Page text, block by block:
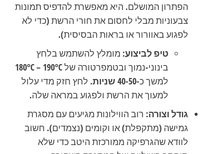
הפתרון המושלם. היא מאפשרת להדפיס תמונות
צבעוניות מבלי לחסום את חורי הרשת (כדי לא
לפגוע באוורור או בראות הבסיסית).
טיפ לביצוע: מומלץ להשתמש בלחץ
בינוני-נמוך ובטמפרטורה של180°C – 190°C
למשך כ-40-50 שניות
. לחץ חזק מדי עלול
למעוך את הרשת ולפגוע במראה שלה.
גודל וצורה: רוב הווילונות מגיעים עם מסגרת
גמישה (מתקפלת) או וקומים (נצמדים). חשוב
לוודא שהגרפיקה ממורכזת היטב כדי שלא